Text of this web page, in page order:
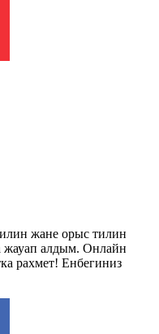
жане орыс тилин
жауап алдым. Онлайн
рахмет! Енбегиниз